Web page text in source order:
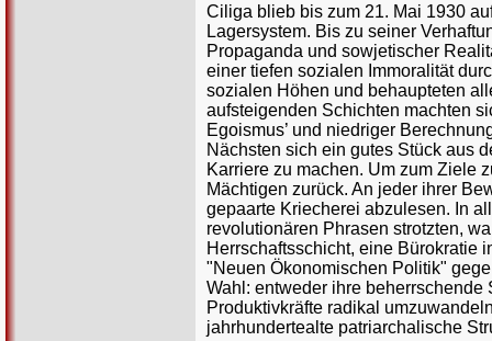
Ciliga blieb bis zum 21. Mai 1930
Lagersystem. Bis zu seiner
Propaganda und sowjetischer
einer tiefen sozialen Immoralität
sozialen Höhen und behaupteten
aufsteigenden Schichten machten
Egoismus’ und niedriger
Nächsten sich ein gutes Stück aus
Karriere zu machen. Um zum Ziele
Mächtigen zurück. An jeder ihrer
gepaarte Kriecherei abzulesen. In
revolutionären Phrasen strotzten,
Herrschaftsschicht, eine Bürokratie
"Neuen Ökonomischen Politik"
Wahl: entweder ihre
Produktivkräfte radikal
jahrhundertealte patriarchalische